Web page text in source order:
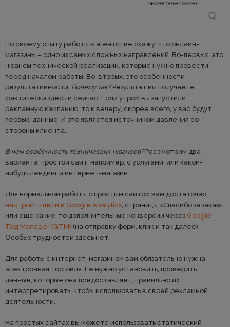
По своему опыту работы в агентстве скажу, что онлайн-
магазины – одно из самых сложных направлений. Во-первых, это
нюансы технической реализации, которые нужно провести
перед началом работы. Во-вторых, это особенности
результативности. Почему так?Результат вы получаете
фактически здесь и сейчас. Если утром вы запустили
рекламную кампанию, то к вечеру, скорее всего, у вас будут
первые данные. И это является источником давления со
стороны клиента.
В чем особенность технических нюансов?Рассмотрим два
варианта: простой сайт, например, с услугами, или какой-
нибудь лендинг и интернет-магазин.
Для нормальной работы с простым сайтом вам достаточно
настроить цели в Google Analytics , страницы «Спасибо за заказ»
или еще какие-то дополнительные конверсии через Google
Tag Manager (GTM) (на отправку форм, клик и так далее).
Особых трудностей здесь нет.
Для работы с интернет-магазином вам обязательно нужна
электронная торговля. Ее нужно установить, проверить
данные, которые она предоставляет, правильно их
интерпретировать, чтобы использовать в своей рекламной
деятельности.
На простых сайтах вы можете использовать статический